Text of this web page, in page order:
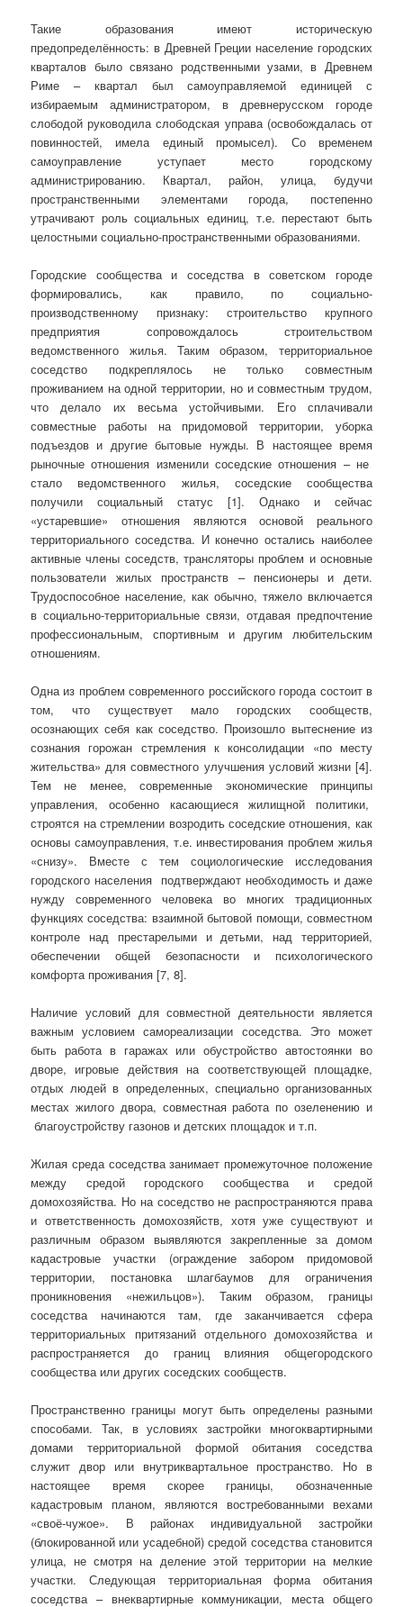
Такие образования имеют историческую
предопределённость: в Древней Греции население городских
кварталов было связано родственными узами, в Древнем
Риме – квартал был самоуправляемой единицей с
избираемым администратором, в древнерусском городе
слободой руководила слободская управа (освобождалась от
повинностей, имела единый промысел). Со временем
самоуправление уступает место городскому
администрированию. Квартал, район, улица, будучи
пространственными элементами города, постепенно
утрачивают роль социальных единиц, т.е. перестают быть
целостными социально-пространственными образованиями.
Городские сообщества и соседства в советском городе
формировались, как правило, по социально-
производственному признаку: строительство крупного
предприятия сопровождалось строительством
ведомственного жилья. Таким образом, территориальное
соседство подкреплялось не только совместным
проживанием на одной территории, но и совместным трудом,
что делало их весьма устойчивыми. Его сплачивали
совместные работы на придомовой территории, уборка
подъездов и другие бытовые нужды. В настоящее время
рыночные отношения изменили соседские отношения – не
стало ведомственного жилья, соседские сообщества
получили социальный статус [1]. Однако и сейчас
«устаревшие» отношения являются основой реального
территориального соседства. И конечно остались наиболее
активные члены соседств, трансляторы проблем и основные
пользователи жилых пространств – пенсионеры и дети.
Трудоспособное население, как обычно, тяжело включается
в социально-территориальные связи, отдавая предпочтение
профессиональным, спортивным и другим любительским
отношениям.
Одна из проблем современного российского города состоит в
том, что существует мало городских сообществ,
осознающих себя как соседство. Произошло вытеснение из
сознания горожан стремления к консолидации «по месту
жительства» для совместного улучшения условий жизни [4].
Тем не менее, современные экономические принципы
управления, особенно касающиеся жилищной политики,
строятся на стремлении возродить соседские отношения, как
основы самоуправления, т.е. инвестирования проблем жилья
«снизу». Вместе с тем социологические исследования
городского населения подтверждают необходимость и даже
нужду современного человека во многих традиционных
функциях соседства: взаимной бытовой помощи, совместном
контроле над престарелыми и детьми, над территорией,
обеспечении общей безопасности и психологического
комфорта проживания [7, 8].
Наличие условий для совместной деятельности является
важным условием самореализации соседства. Это может
быть работа в гаражах или обустройство автостоянки во
дворе, игровые действия на соответствующей площадке,
отдых людей в определенных, специально организованных
местах жилого двора, совместная работа по озеленению и
благоустройству газонов и детских площадок и т.п.
Жилая среда соседства занимает промежуточное положение
между средой городского сообщества и средой
домохозяйства. Но на соседство не распространяются права
и ответственность домохозяйств, хотя уже существуют и
различным образом выявляются закрепленные за домом
кадастровые участки (ограждение забором придомовой
территории, постановка шлагбаумов для ограничения
проникновения «нежильцов»). Таким образом, границы
соседства начинаются там, где заканчивается сфера
территориальных притязаний отдельного домохозяйства и
распространяется до границ влияния общегородского
сообщества или других соседских сообществ.
Пространственно границы могут быть определены разными
способами. Так, в условиях застройки многоквартирными
домами территориальной формой обитания соседства
служит двор или внутриквартальное пространство. Но в
настоящее время скорее границы, обозначенные
кадастровым планом, являются востребованными вехами
«своё-чужое». В районах индивидуальной застройки
(блокированной или усадебной) средой соседства становится
улица, не смотря на деление этой территории на мелкие
участки. Следующая территориальная форма обитания
соседства – внеквартирные коммуникации, места общего